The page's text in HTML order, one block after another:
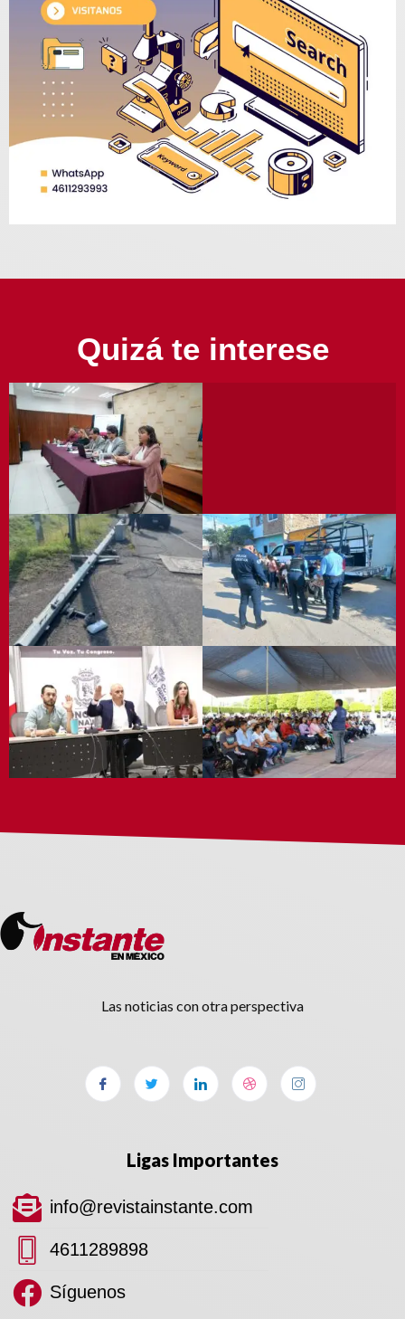
Quizá te interese
Las noticias con otra perspectiva
Ligas Importantes
info@revistainstante.com
4611289898
Síguenos